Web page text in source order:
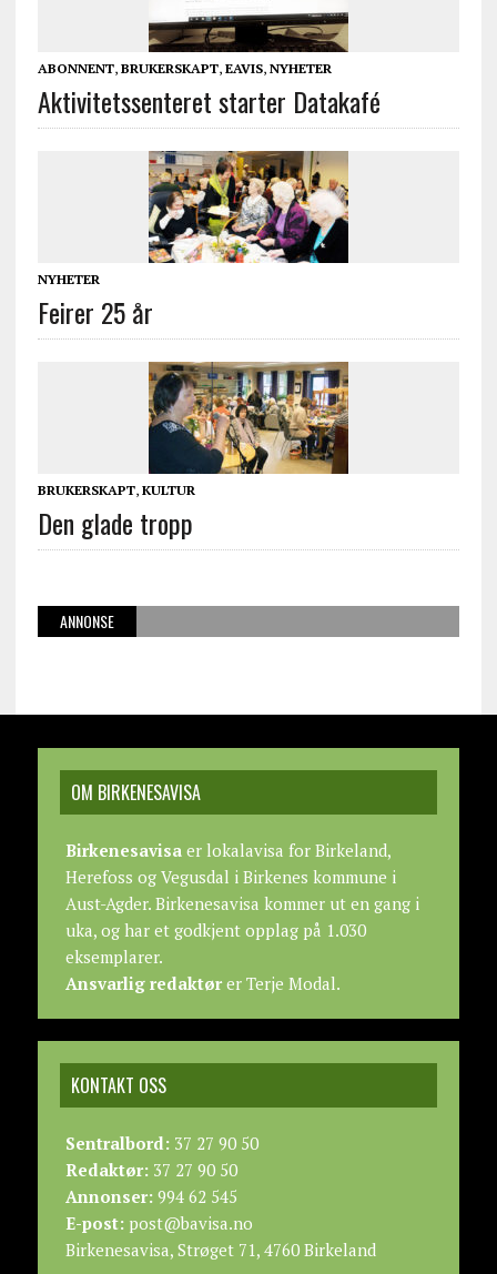
ABONNENT, BRUKERSKAPT, EAVIS, NYHETER
Aktivitetssenteret starter Datakafé
NYHETER
Feirer 25 år
BRUKERSKAPT, KULTUR
Den glade tropp
ANNONSE
OM BIRKENESAVISA
Birkenesavisaer lokalavisa for Birkeland,
Herefoss og Vegusdal i Birkenes kommune i
Aust-Agder. Birkenesavisa kommer ut en gang i
uka, og har et godkjent opplag på 1.030
eksemplarer.
Ansvarlig redaktører Terje Modal.
KONTAKT OSS
Sentralbord:37 27 90 50
Redaktør:37 27 90 50
Annonser:994 62 545
E-post:post@bavisa.no
Birkenesavisa, Strøget 71, 4760 Birkeland